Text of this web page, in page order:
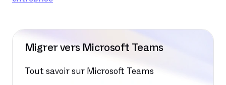
Migrer vers Microsoft Teams
Tout savoir sur Microsoft Teams